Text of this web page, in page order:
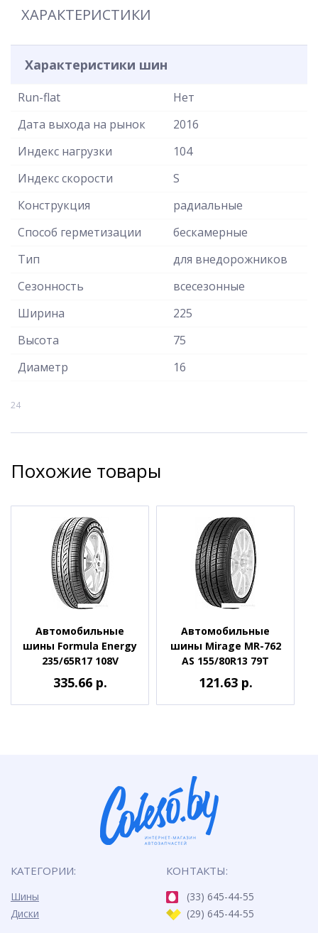
ХАРАКТЕРИСТИКИ
Характеристики шин
Run-flat
Нет
Дата выхода на рынок
2016
Индекс нагрузки
104
Индекс скорости
S
Конструкция
радиальные
Способ герметизации
бескамерные
Тип
для внедорожников
Сезонность
всесезонные
Ширина
225
Высота
75
Диаметр
16
24
Похожие товары
Автомобильные
шины Formula Energy
235/65R17 108V
335.66 р.
Автомобильные
шины Mirage MR-762
AS 155/80R13 79T
121.63 р.
КАТЕГОРИИ:
Шины
Диски
КОНТАКТЫ:
(33) 645-44-55
(29) 645-44-55